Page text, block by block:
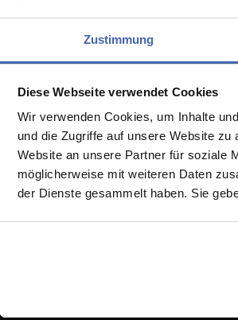
Zustimmung
Diese Webseite verwendet Cookies
Wir verwenden Cookies, um Inhalte
und die Zugriffe auf unsere Website
Website an unsere Partner für soziale
möglicherweise mit weiteren Daten
der Dienste gesammelt haben. Sie
Über uns
Über unsere
Unsere Leistungen